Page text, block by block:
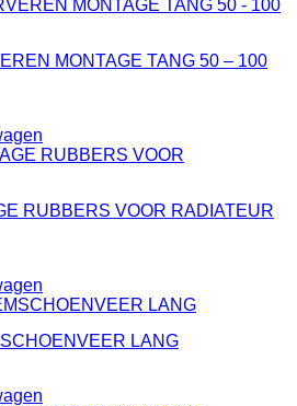
MONTAGE TANG 50 – 100
RUBBERS VOOR RADIATEUR
LANG